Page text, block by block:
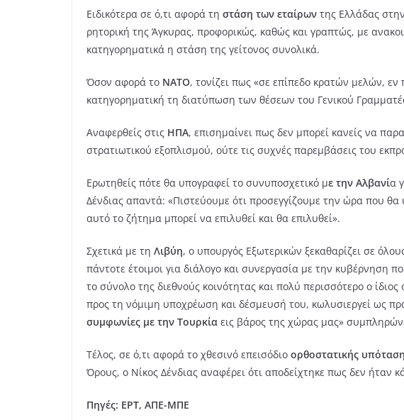
Ειδικότερα σε ό,τι αφορά τη στάση των εταίρων της Ελλάδας στην
ρητορική της Άγκυρας, προφορικώς, καθώς και γραπτώς, με
κατηγορηματικά η στάση της γείτονος συνολικά.
Όσον αφορά το ΝΑΤΟ, τονίζει πως «σε επίπεδο κρατών μελών,
κατηγορηματική τη διατύπωση των θέσεων του Γενικού
Αναφερθείς στις ΗΠΑ, επισημαίνει πως δεν μπορεί κανείς να
στρατιωτικού εξοπλισμού, ούτε τις συχνές παρεμβάσεις του
Ερωτηθείς πότε θα υπογραφεί το συνυποσχετικό με την Αλβανία
Δένδιας απαντά: «Πιστεύουμε ότι προσεγγίζουμε την ώρα που
αυτό το ζήτημα μπορεί να επιλυθεί και θα επιλυθεί».
Σχετικά με τη Λιβύη, ο υπουργός Εξωτερικών ξεκαθαρίζει σε
πάντοτε έτοιμοι για διάλογο και συνεργασία με την
το σύνολο της διεθνούς κοινότητας και πολύ περισσότερο ο
προς τη νόμιμη υποχρέωση και δέσμευσή του, κωλυσιεργεί ως
συμφωνίες με την Τουρκία εις βάρος της χώρας μας»
Τέλος, σε ό,τι αφορά το χθεσινό επεισόδιο ορθοστατικής
Όρους, ο Νίκος Δένδιας αναφέρει ότι αποδείχτηκε πως δεν ήταν
Πηγές: ΕΡΤ, ΑΠΕ-ΜΠΕ